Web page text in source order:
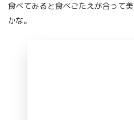
食べてみると食べごたえが合って
かな。